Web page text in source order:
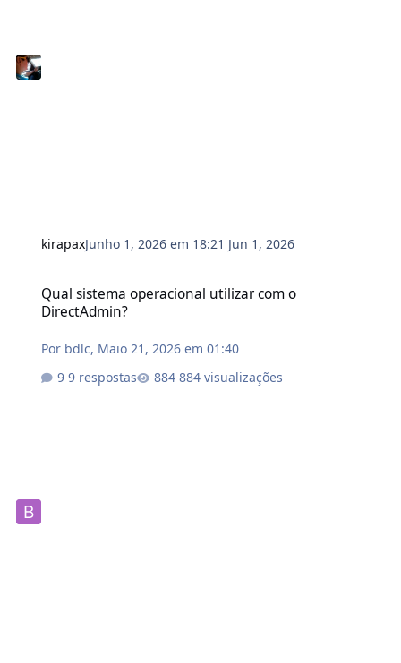
kirapaxJunho 1, 2026 em 18:21 Jun 1, 2026
Qual sistema operacional utilizar com o
DirectAdmin?
Por bdlc, Maio 21, 2026 em 01:40
9 respostas
884 visualizações